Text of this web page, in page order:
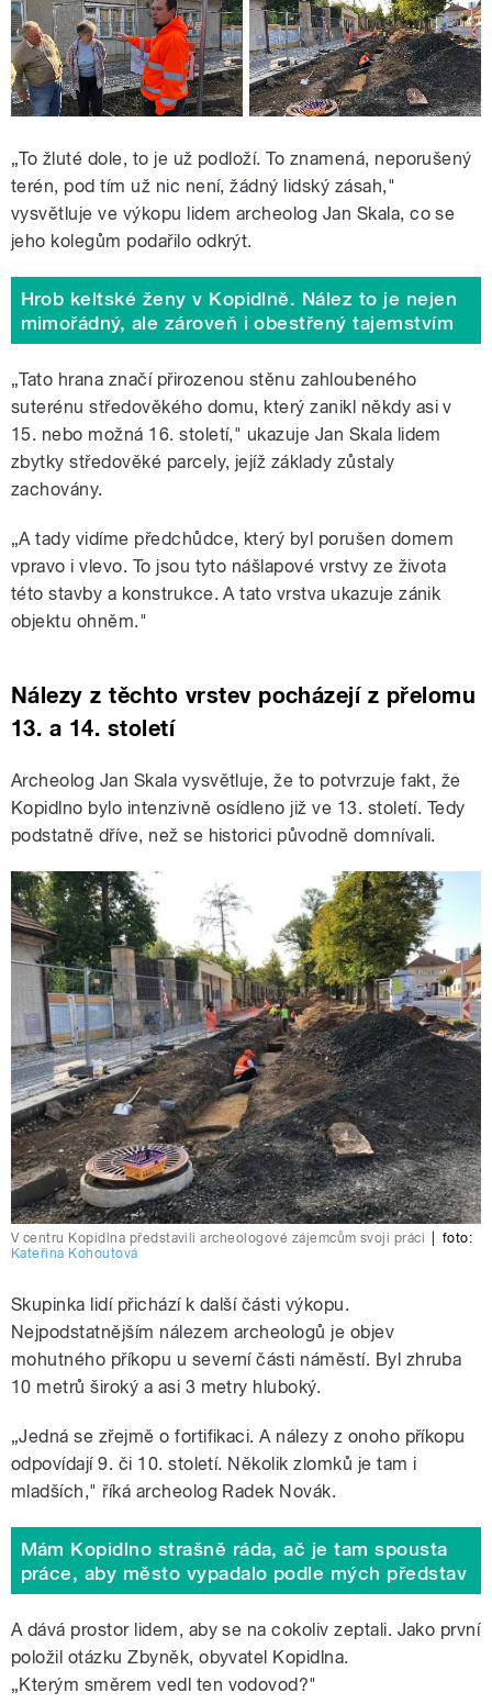
„To žluté dole, to je už podloží. To znamená, neporušený
terén, pod tím už nic není, žádný lidský zásah,"
vysvětluje ve výkopu lidem archeolog Jan Skala, co se
jeho kolegům podařilo odkrýt.
Hrob keltské ženy v Kopidlně. Nález to je nejen
mimořádný, ale zároveň i obestřený tajemstvím
„Tato hrana značí přirozenou stěnu zahloubeného
suterénu středověkého domu, který zanikl někdy asi v
15. nebo možná 16. století," ukazuje Jan Skala lidem
zbytky středověké parcely, jejíž základy zůstaly
zachovány.
„A tady vidíme předchůdce, který byl porušen domem
vpravo i vlevo. To jsou tyto nášlapové vrstvy ze života
této stavby a konstrukce. A tato vrstva ukazuje zánik
objektu ohněm."
Nálezy z těchto vrstev pocházejí z přelomu
13. a 14. století
Archeolog Jan Skala vysvětluje, že to potvrzuje fakt, že
Kopidlno bylo intenzivně osídleno již ve 13. století. Tedy
podstatně dříve, než se historici původně domnívali.
V centru Kopidlna představili archeologové zájemcům svoji práci
foto:
Kateřina Kohoutová
Skupinka lidí přichází k další části výkopu.
Nejpodstatnějším nálezem archeologů je objev
mohutného příkopu u severní části náměstí. Byl zhruba
10 metrů široký a asi 3 metry hluboký.
„Jedná se zřejmě o fortifikaci. A nálezy z onoho příkopu
odpovídají 9. či 10. století. Několik zlomků je tam i
mladších," říká archeolog Radek Novák.
Mám Kopidlno strašně ráda, ač je tam spousta
práce, aby město vypadalo podle mých představ
A dává prostor lidem, aby se na cokoliv zeptali. Jako první
položil otázku Zbyněk, obyvatel Kopidlna.
„Kterým směrem vedl ten vodovod?"